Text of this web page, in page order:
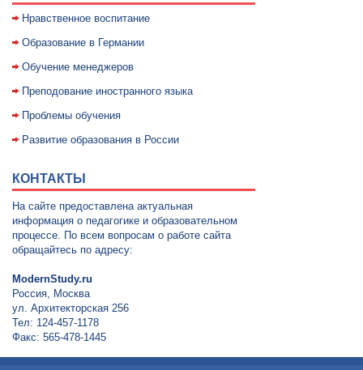
Нравственное воспитание
Образование в Германии
Обучение менеджеров
Преподование иностранного языка
Проблемы обучения
Развитие образования в России
КОНТАКТЫ
На сайте предоставлена актуальная
информация о педагогике и образовательном
процессе. По всем вопросам о работе сайта
обращайтесь по адресу:
ModernStudy.ru
Россия, Москва
ул. Архитекторская 256
Тел: 124-457-1178
Факс: 565-478-1445